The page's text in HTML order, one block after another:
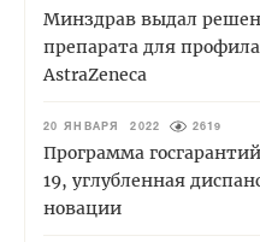
Минздрав выдал
препарата для
AstraZeneca
20 ЯНВАРЯ 2022 2619
Программа
19, углубленная
новации